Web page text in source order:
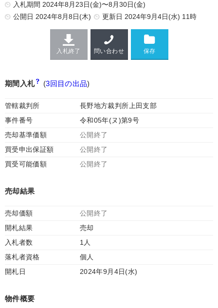
入札期間 2024年8月23日(金)〜8月30日(金)
公開日 2024年8月8日(木) 更新日 2024年9月4日(水) 11時
入札終了 問い合わせ
期間入札 (3回目の出品)
管轄裁判所
長野地方裁判所上田支部
事件番号
令和05年(ヌ)第9号
売却基準価額
公開終了
買受申出保証額
公開終了
買受可能価額
公開終了
売却結果
売却価額
公開終了
開札結果
売却
入札者数
1人
落札者資格
個人
開札日
2024年9月4日(水)
物件概要